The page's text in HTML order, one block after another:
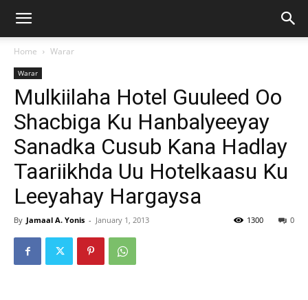
Home Warar
Warar
Mulkiilaha Hotel Guuleed Oo
Shacbiga Ku Hanbalyeeyay
Sanadka Cusub Kana Hadlay
Taariikhda Uu Hotelkaasu Ku
Leeyahay Hargaysa
By Jamaal A. Yonis - January 1, 2013 0
1300